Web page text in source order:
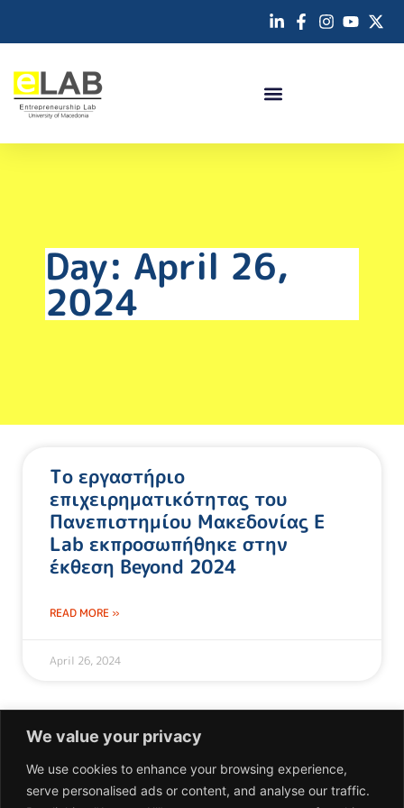
We value your privacy
We use cookies to enhance your browsing experience,
serve personalised ads or content, and analyse our traffic.
Day: April 26,
2024
Το εργαστήριο
επιχειρηματικότητας του
Πανεπιστημίου Μακεδονίας E
Lab εκπροσωπήθηκε στην
έκθεση Beyond 2024
READ MORE »
April 26, 2024